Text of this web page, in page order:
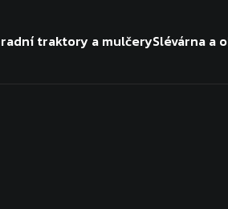
traktory a mulčerySlévárna a